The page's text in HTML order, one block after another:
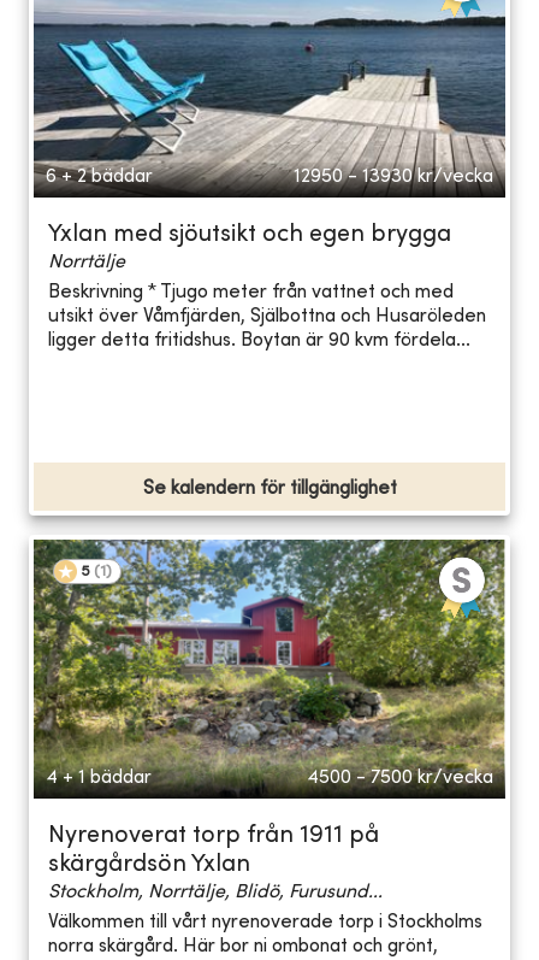
6 + 2 bäddar 12950 - 13930 kr/vecka
Yxlan med sjöutsikt och egen brygga
Norrtälje
Beskrivning * Tjugo meter från vattnet och med
utsikt över Våmfjärden, Själbottna och Husaröleden
ligger detta fritidshus. Boytan är 90 kvm fördela...
Se kalendern för tillgänglighet
5 (1 )
4 + 1 bäddar 4500 - 7500 kr/vecka
Nyrenoverat torp från 1911 på
skärgårdsön Yxlan
Stockholm, Norrtälje, Blidö, Furusund...
Välkommen till vårt nyrenoverade torp i Stockholms
norra skärgård. Här bor ni ombonat och grönt,